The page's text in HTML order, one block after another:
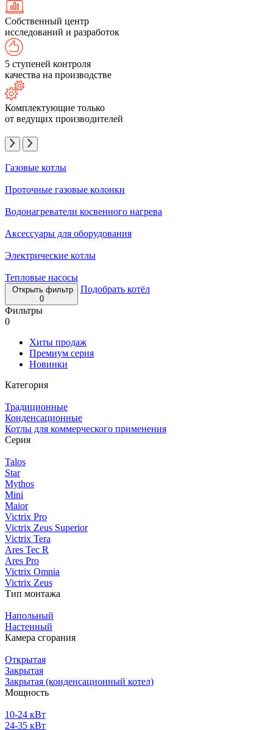
Собственный центр
исследований и разработок
5 ступеней контроля
качества на производстве
Комплектующие только
от ведущих производителей
Газовые котлы
Проточные газовые колонки
Водонагреватели косвенного нагрева
Аксессуары для оборудования
Электрические котлы
Тепловые насосы
Открыть фильтр
0
Подобрать котёл
Фильтры
0
Хиты продаж
Премиум серия
Новинки
Категория
Традиционные
Конденсационные
Котлы для коммерческого применения
Серия
Talos
Star
Mythos
Mini
Maior
Victrix Pro
Victrix Zeus Superior
Victrix Tera
Ares Tec R
Ares Pro
Victrix Omnia
Victrix Zeus
Тип монтажа
Напольный
Настенный
Камера сгорания
Открытая
Закрытая
Закрытая (конденсационный котел)
Мощность
10-24 кВт
24-35 кВт